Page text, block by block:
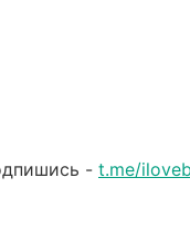
- t.me/